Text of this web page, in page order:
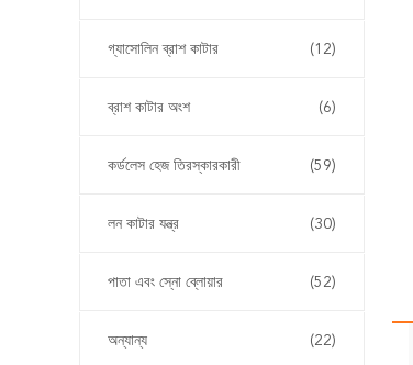
গ্যাসোলিন ব্রাশ কাটার (12)
ব্রাশ কাটার অংশ (6)
কর্ডলেস হেজ তিরস্কারকারী (59)
লন কাটার যন্ত্র (30)
পাতা এবং স্নো ব্লোয়ার (52)
অন্যান্য (22)